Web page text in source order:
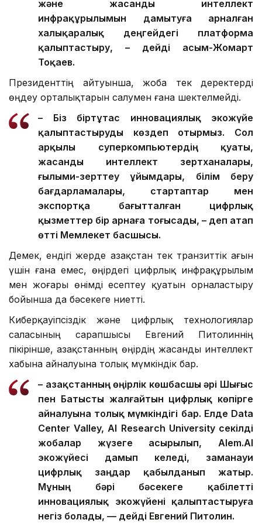
және жасанды интеллект
инфрақұрылымын дамытуға арналған
халықаралық деңгейдегі платформа
қалыптастыру, – дейді Қасым-Жомарт
Тоқаев.
Президенттің айтуынша, жоба тек деректерді
өңдеу орталықтарын салумен ғана шектелмейді.
– Біз біртұтас инновациялық экожүйе
қалыптастыруды көздеп отырмыз. Сол
арқылы суперкомпьютердің қуаты,
жасанды интеллект зертханалары,
ғылыми-зерттеу ұйымдары, білім беру
бағдарламалары, стартаптар мен
экспортқа бағытталған цифрлық
қызметтер бір арнаға тоғысады, – деп атап
өтті Мемлекет басшысы.
Демек, ендігі жерде Қазақстан тек транзиттік ағын
үшін ғана емес, өңірдегі цифрлық инфрақұрылым
мен жоғары өнімді есептеу қуатын орналастыру
бойынша да бәсекеге ниетті.
Киберқауіпсіздік және цифрлық технологиялар
саласының сарапшысы Евгений Питолиннің
пікірінше, Қазақстанның өңірдің жасанды интеллект
хабына айналуына толық мүмкіндік бар.
– Қазақстанның өңірлік көшбасшы әрі Шығыс
пен Батысты жалғайтын цифрлық көпірге
айналуына толық мүмкіндігі бар. Елде Data
Center Valley, AI Research University секілді
жобалар жүзеге асырылып, Alem.AI
экожүйесі дамып келеді, заманауи
цифрлық заңдар қабылданып жатыр.
Мұның бәрі бәсекеге қабілетті
инновациялық экожүйені қалыптастыруға
негіз болады, — дейді Евгений Питолин.